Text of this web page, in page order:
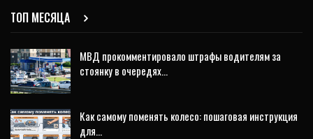
ТОП МЕСЯЦА
МВД прокомментировало штрафы водителям за
стоянку в очередях…
Как самому поменять колесо: пошаговая инструкция
для…